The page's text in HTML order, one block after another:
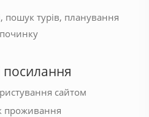
пошук турів, планування
посилання
сайтом
проживання